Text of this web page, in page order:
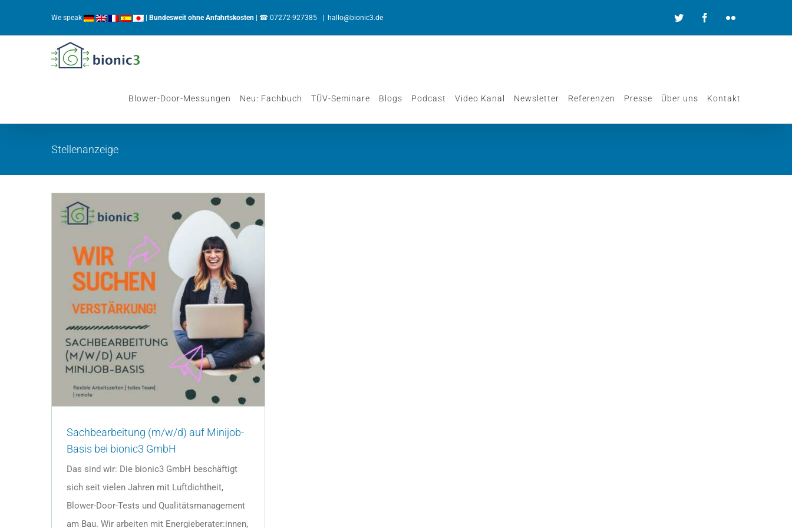
We speak Bundesweit ohne Anfahrtskosten | ☎︎ 07272-927385 hallo@bionic3.de Twitter FacebookFlickr
Blower-Door-Messungen Neu: Fachbuch TÜV-Seminare Blogs Podcast Video Kanal Newsletter Referenzen Presse Über uns Kontakt
Stellenanzeige
Sachbearbeitung (m/w/d) auf Minijob-
Basis bei bionic3 GmbH
Das sind wir: Die bionic3 GmbH beschäftigt
sich seit vielen Jahren mit Luftdichtheit,
Blower-Door-Tests und Qualitätsmanagement
am Bau. Wir arbeiten mit Energieberater:innen,